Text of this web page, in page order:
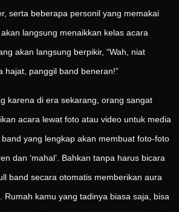
serta beberapa personil yang memakai
langsung menaikkan kelas acara
akan langsung berpikir, “Wah, niat
hajat, panggil band beneran!”
karena di era sekarang, orang sangat
acara lewat foto atau video untuk media
yang lengkap akan membuat foto-foto
dan ‘mahal’. Bahkan tanpa harus bicara
band secara otomatis memberikan aura
Rumah kamu yang tadinya biasa saja, bisa